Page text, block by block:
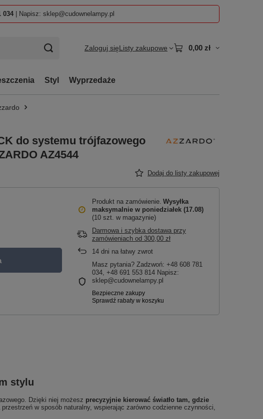
034 | Napisz: sklep@cudownelampy.pl
Zaloguj sięListy zakupowe 0,00 zł
Styl Wyprzedaże
do systemu trójfazowego
AZ4544
Dodaj do listy zakupowej
Produkt na zamówienie Wysyłka
maksymalnie w poniedziałek (17.08)
(10 szt. w magazynie)
Darmowa i szybka dostawa przy
zamówieniach od 300,00 zł
14 dni na łatwy zwrot
Masz pytania? Zadzwoń: +48 608 781
034, +48 691 553 814 Napisz:
sklep@cudownelampy.pl
stylu
Dzięki niej możesz precyzyjnie kierować światło tam, gdzie
w sposób naturalny, wspierając zarówno codzienne czynności,